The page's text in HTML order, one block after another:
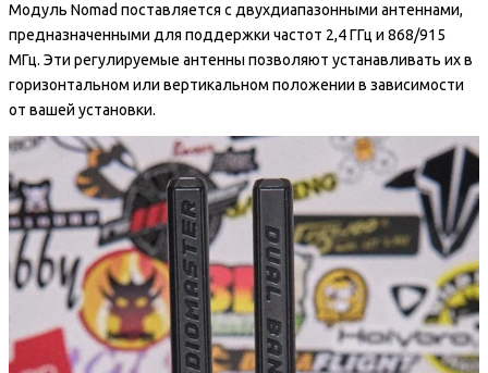
Модуль Nomad поставляется с двухдиапазонными антеннами,
предназначенными для поддержки частот 2,4 ГГц и 868/915
МГц. Эти регулируемые антенны позволяют устанавливать их в
горизонтальном или вертикальном положении в зависимости
от вашей установки.